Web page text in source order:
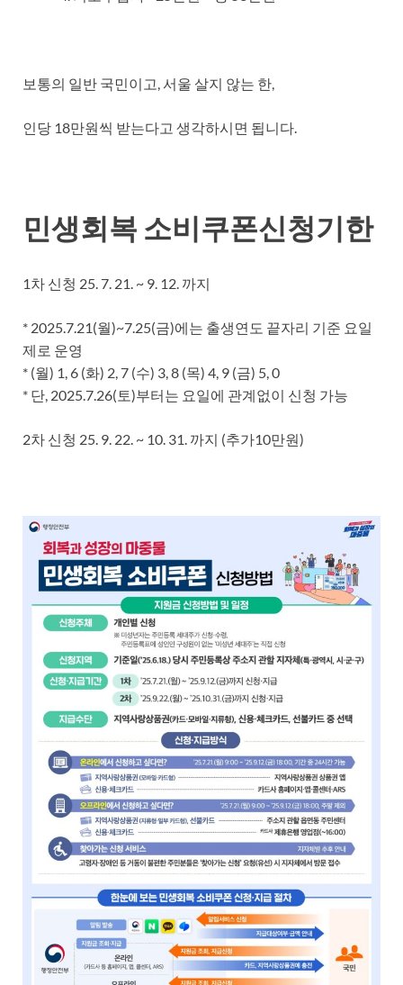
보통의 일반 국민이고, 서울 살지 않는 한,
인당 18만원씩 받는다고 생각하시면 됩니다.
민생회복 소비쿠폰신청기한
1차 신청 25. 7. 21. ~ 9. 12. 까지
* 2025.7.21(월)~7.25(금)에는 출생연도 끝자리 기준 요일
제로 운영
* (월) 1, 6 (화) 2, 7 (수) 3, 8 (목) 4, 9 (금) 5, 0
* 단, 2025.7.26(토)부터는 요일에 관계없이 신청 가능
2차 신청 25. 9. 22. ~ 10. 31. 까지 (추가10만원)